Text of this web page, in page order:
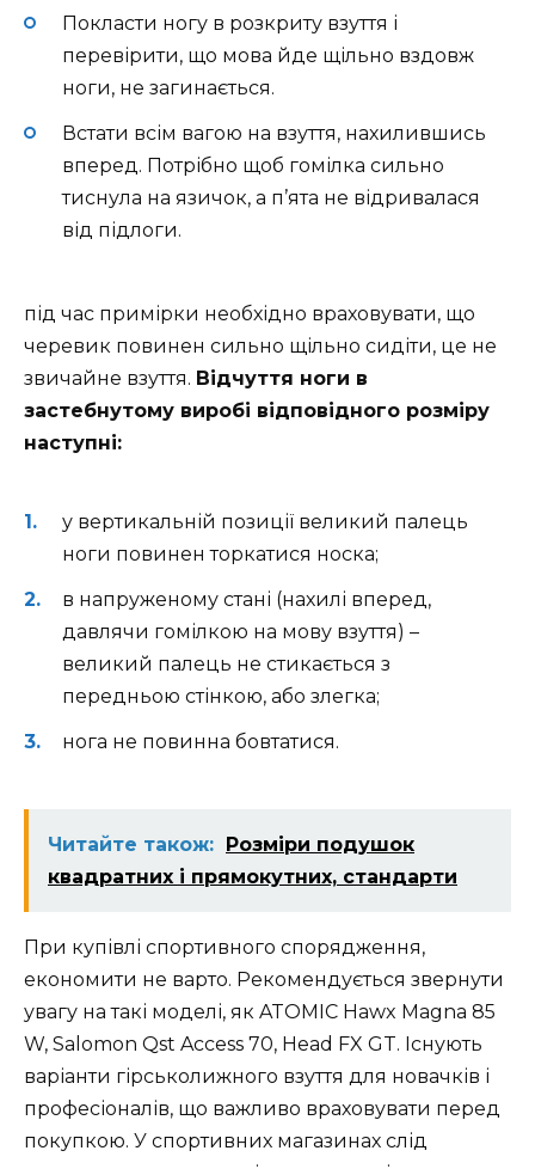
Покласти ногу в розкриту взуття і
перевірити, що мова йде щільно вздовж
ноги, не загинається.
Встати всім вагою на взуття, нахилившись
вперед. Потрібно щоб гомілка сильно
тиснула на язичок, а п’ята не відривалася
від підлоги.
під час примірки необхідно враховувати, що
черевик повинен сильно щільно сидіти, це не
звичайне взуття. Відчуття ноги в
застебнутому виробі відповідного розміру
наступні:
у вертикальній позиції великий палець
ноги повинен торкатися носка;
в напруженому стані (нахилі вперед,
давлячи гомілкою на мову взуття) –
великий палець не стикається з
передньою стінкою, або злегка;
нога не повинна бовтатися.
Читайте також:
Розміри подушок
квадратних і прямокутних, стандарти
При купівлі спортивного спорядження,
економити не варто. Рекомендується звернути
увагу на такі моделі, як ATOMIC Hawx Magna 85
W, Salomon Qst Access 70, Head FX GT. Існують
варіанти гірськолижного взуття для новачків і
професіоналів, що важливо враховувати перед
покупкою. У спортивних магазинах слід